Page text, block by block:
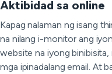
Aktibidad sa online
Kapag nalaman ng isang
na nilang i-monitor ang
website na iyong
mga ipinadalang email. At